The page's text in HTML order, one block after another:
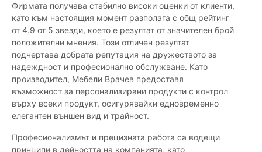
Фирмата получава стабилно високи оценки от клиенти,
като към настоящия момент разполага с общ рейтинг
от 4.9 от 5 звезди, което е резултат от значителен брой
положителни мнения. Този отличен резултат
подчертава добрата репутация на дружеството за
надеждност и професионално обслужване. Като
производител, Мебели Врачев предоставя
възможност за персонализирани продукти с контрол
върху всеки продукт, осигурявайки едновременно
елегантен външен вид и трайност.
Професионализмът и прецизната работа са водещи
принципи в дейността на компанията, като